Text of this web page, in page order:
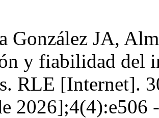
González JA,
y fiabilidad del
RLE [Internet].
2026];4(4):e506